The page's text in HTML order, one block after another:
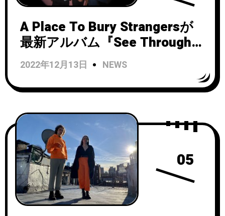
A Place To Bury Strangersが
最新アルバム『See Through
You』から「My Head Is
Bleeding」のビデオを公開！
2022年12月13日 NEWS
05